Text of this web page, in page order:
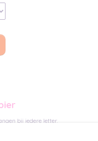
bij iedere letter.